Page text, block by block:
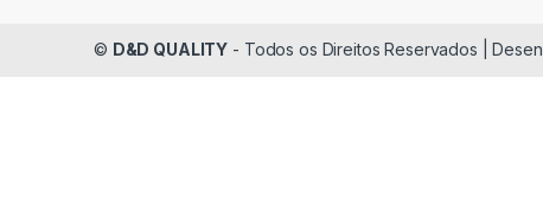
© D&D QUALITY - Todos os Direitos Reservados |